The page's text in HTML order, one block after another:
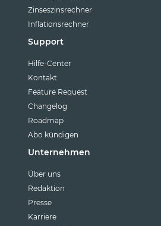
Zinseszinsrechner
Inflationsrechner
Support
Hilfe-Center
Kontakt
Feature Request
Changelog
Roadmap
Abo kündigen
Unternehmen
Über uns
Redaktion
Presse
Karriere